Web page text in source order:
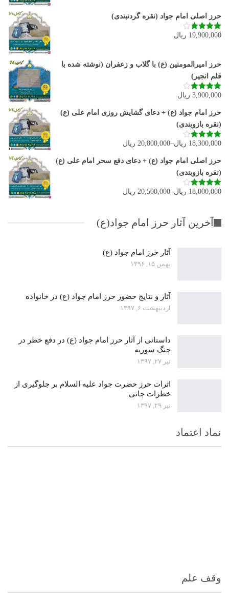
حرز اصلی امام جواد (نقره گردنبندی)
نمره3.80
19,900,000 ریال
حرز امیرالمومنین (ع) با گلاب و زعفران (نوشته شده با
قلم انجیر)
نمره3.92
3,900,000 ریال
حرز امام جواد (ع) + دعای گشایش روزی امام علی (ع)
(نقره بازوبندی)
نمره4.11
18,300,000 ریال–
20,800,000 ریال
حرز اصلی امام جواد (ع) + دعای دفع سحر امام علی (ع)
(نقره بازوبندی)
نمره4.00
18,000,000 ریال–
20,500,000 ریال
آخرین آثار حرز امام جواد(ع)
آثار حرز امام جواد (ع)
بهمن ۱۵, ۱۳۹۶
آثار و نتایج حضور حرز امام جواد (ع) در خانواده
اردیبهشت ۶, ۱۳۹۷
داستانی از آثار حرز امام جواد (ع) در دفع خطر در
جنگ سوریه
تیر ۲۷, ۱۳۹۷
اثرات حرز حضرت جواد علیه السلام بر جلوگیری از
خطرات جانی
تیر ۲۹, ۱۳۹۷
نماد اعتماد
وقف علم